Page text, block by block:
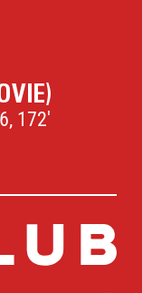
172'